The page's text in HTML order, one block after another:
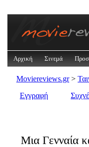
Αρχική Σινεμά
Moviereviews.gr >
Εγγραφή
Μια Γενναία